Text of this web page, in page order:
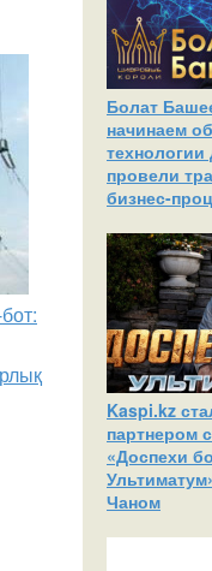
Болат
начинаем
технологии
провели
бизнес-
Kaspi.kz
партнером
«Доспехи
Чаном